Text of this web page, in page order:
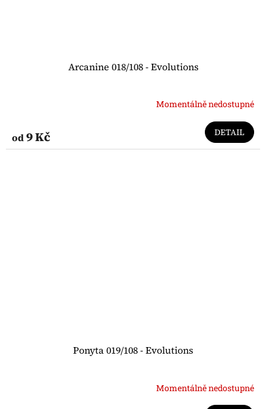
Arcanine 018/108 - Evolutions
Momentálně nedostupné
od9 Kč DETAIL
Ponyta 019/108 - Evolutions
Momentálně nedostupné